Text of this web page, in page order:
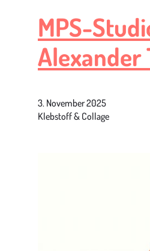
MPS-
Alexander
3. November 2025
Klebstoff & Collage